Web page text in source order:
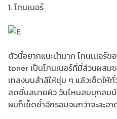
1. โทนเนอร์
ตัวนี้อยากแนะนำมาก โทนเนอร์
toner เป็นโทนเนอร์ที่มี่ส่วนผสม
เทลงบนสำลีให้ชุ่ม ๆ แล้วเช็ดให้
สดชื่นสบายผิว วันไหนสมบุกสม
ผมก็เช็ดซ้ำอีกรอบจนกว่าจะสะอ